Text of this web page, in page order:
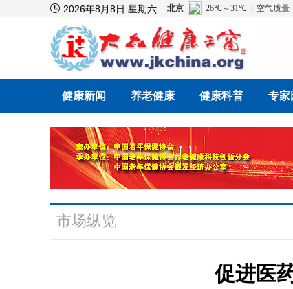
 2026年8月8日 星期六
健康新闻 养老健康 健康科普 专家
市场纵览
促进医